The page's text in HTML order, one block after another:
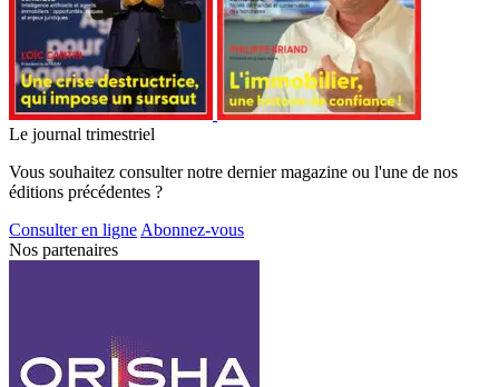
Le journal trimestriel
Vous souhaitez consulter notre dernier magazine ou l'une de nos
éditions précédentes ?
Consulter en ligne Abonnez-vous
Nos partenaires